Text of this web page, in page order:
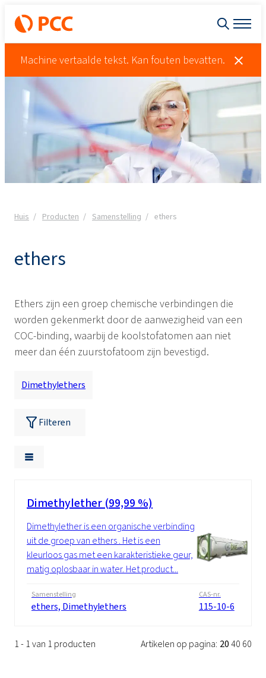
Machine vertaalde tekst. Kan fouten bevatten.
Huis Producten Samenstelling ethers
ethers
Ethers zijn een groep chemische verbindingen die
worden gekenmerkt door de aanwezigheid van een
COC-binding, waarbij de koolstofatomen aan niet
meer dan één zuurstofatoom zijn bevestigd.
Dimethylethers
Filteren
Dimethylether (99,99 %)
Dimethylether is een organische verbinding
uit de groep van ethers . Het is een
kleurloos gas met een karakteristieke geur,
matig oplosbaar in water. Het product...
Samenstelling
ethers, Dimethylethers
CAS-nr.
115-10-6
1 - 1 van 1 producten Artikelen op pagina: 2040 60